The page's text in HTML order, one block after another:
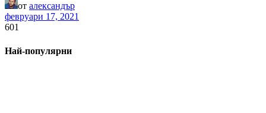
от александър
февруари 17, 2021
601
Най-популярни